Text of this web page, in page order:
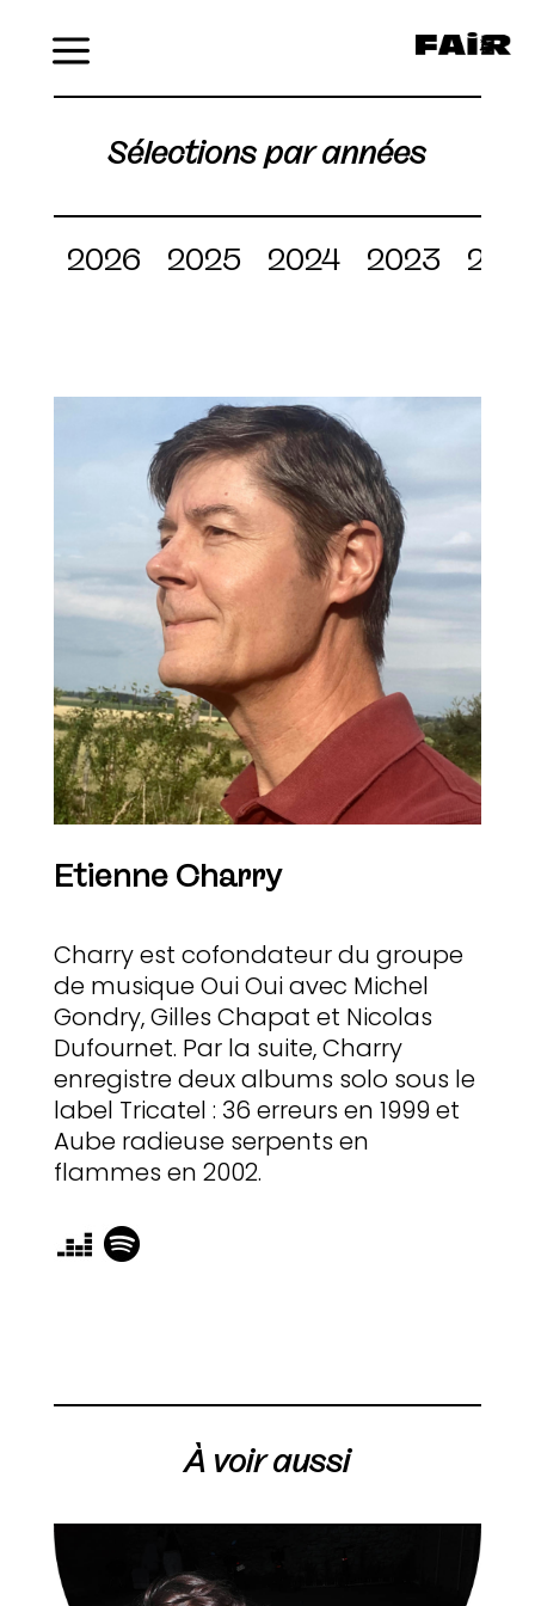
Sélections par années
2026 2025 2024 2023
Etienne Charry
Charry est cofondateur du groupe
de musique Oui Oui avec Michel
Gondry, Gilles Chapat et Nicolas
Dufournet. Par la suite, Charry
enregistre deux albums solo sous le
label Tricatel : 36 erreurs en 1999 et
Aube radieuse serpents en
flammes en 2002.
À voir aussi